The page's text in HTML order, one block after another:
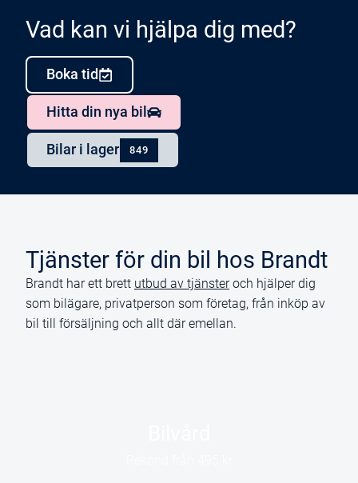
Vad kan vi hjälpa dig med?
Boka tid
Hitta din nya bil
Bilar i lager 849
Tjänster för din bil hos Brandt
Brandt har ett brett utbud av tjänsteroch hjälper dig
som bilägare, privatperson som företag, från inköp av
bil till försäljning och allt där emellan.